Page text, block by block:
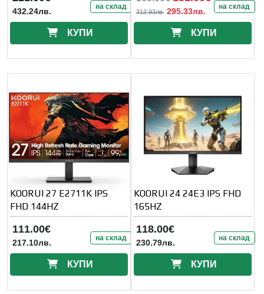
432.24лв. на склад
КУПИ
312.93лв. 295.33лв. на склад
КУПИ
KOORUI 27 E2711K IPS
FHD 144HZ
111.00€
217.10лв. на склад
КУПИ
KOORUI 24 24E3 IPS FHD
165HZ
118.00€
230.79лв. на склад
КУПИ